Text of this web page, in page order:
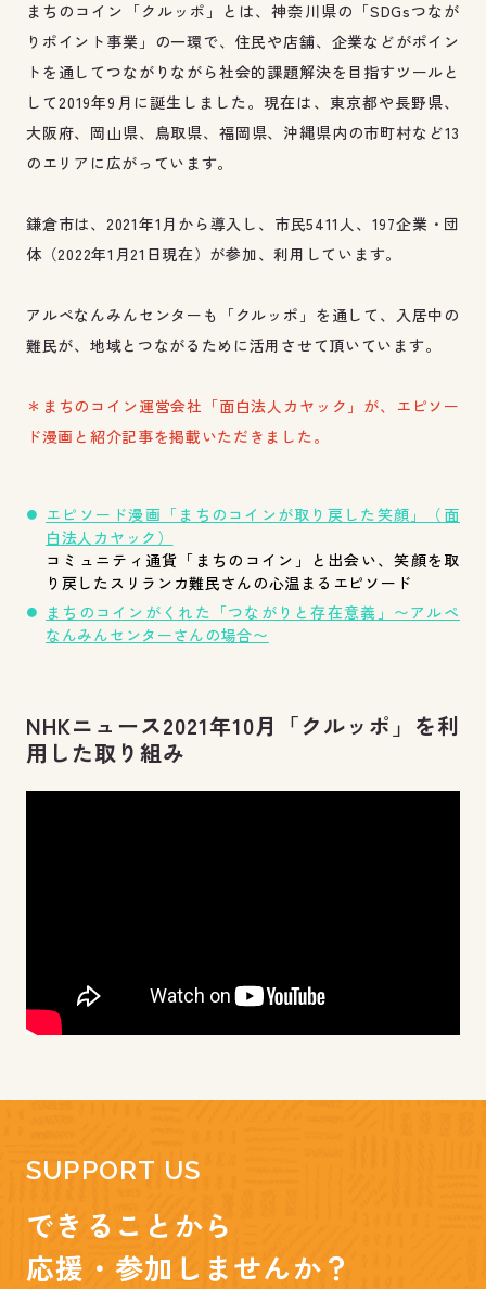
まちのコイン「クルッポ」とは、神奈川県の「SDGsつなが
りポイント事業」の一環で、住民や店舗、企業などがポイン
トを通してつながりながら社会的課題解決を目指すツールと
して2019年9月に誕生しました。現在は、東京都や長野県、
大阪府、岡山県、鳥取県、福岡県、沖縄県内の市町村など13
のエリアに広がっています。
鎌倉市は、2021年1月から導入し、市民5411人、197企業・団
体（2022年1月21日現在）が参加、利用しています。
アルペなんみんセンターも「クルッポ」を通して、入居中の
難民が、地域とつながるために活用させて頂いています。
＊まちのコイン運営会社「面白法人カヤック」が、エピソー
ド漫画と紹介記事を掲載いただきました。
エピソード漫画「まちのコインが取り戻した笑顔」（面
白法人カヤック）
コミュニティ通貨「まちのコイン」と出会い、笑顔を取
り戻したスリランカ難民さんの心温まるエピソード
まちのコインがくれた「つながりと存在意義」〜アルペ
なんみんセンターさんの場合〜
NHKニュース2021年10月「クルッポ」を利
用した取り組み
SUPPORT US
できることから
応援・参加しませんか？